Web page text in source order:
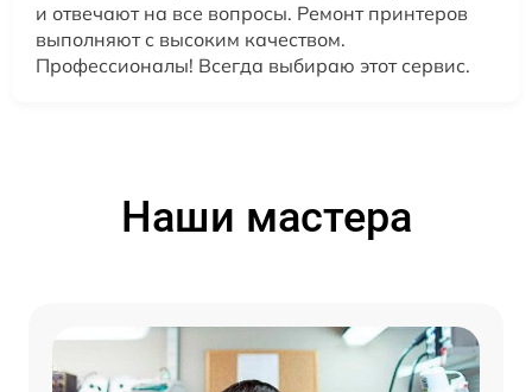
и отвечают на все вопросы. Ремонт принтеров
выполняют с высоким качеством.
Профессионалы! Всегда выбираю этот сервис.
Наши мастера